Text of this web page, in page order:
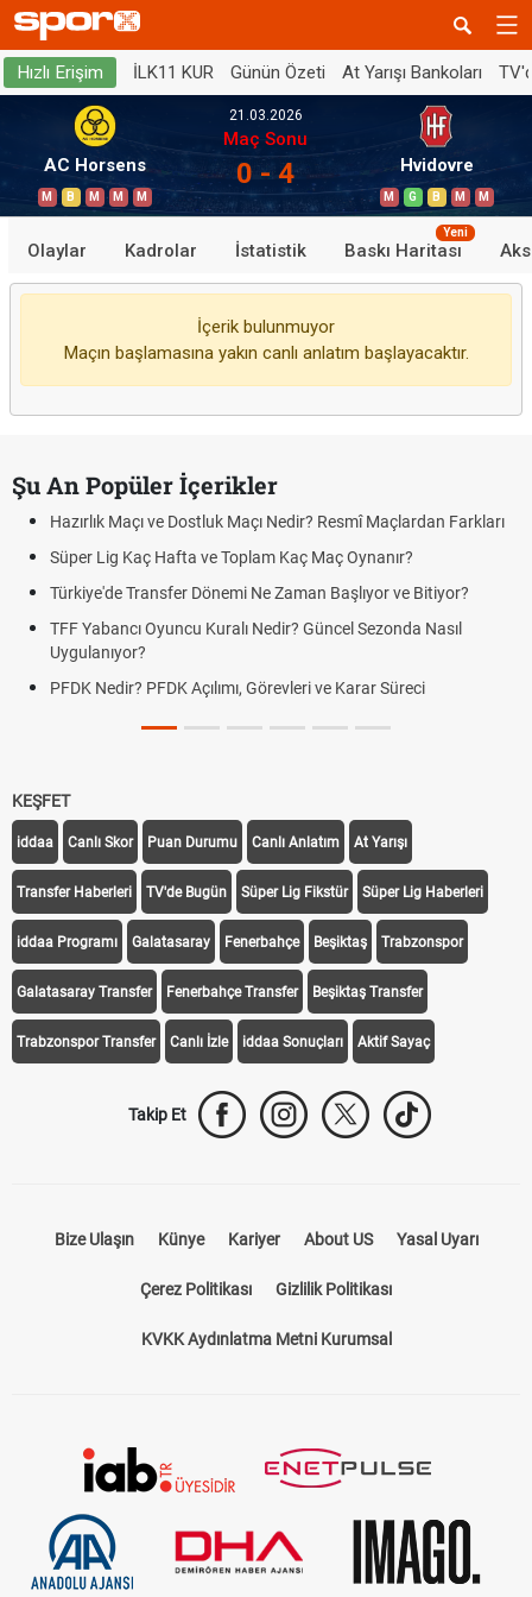
Hızlı Erişim İLK11 KUR Günün Özeti At Yarışı Bankoları
AC Horsens
M B M M M
21.03.2026
Maç Sonu
0 - 4 Hvidovre
M G B M M
Olaylar Kadrolar İstatistik Baskı Haritası
Yeni
İçerik bulunmuyor
Maçın başlamasına yakın canlı anlatım başlayacaktır.
Şu An Popüler İçerikler
Hazırlık Maçı ve Dostluk Maçı Nedir? Resmî Maçlardan Farkları
Süper Lig Kaç Hafta ve Toplam Kaç Maç Oynanır?
Türkiye'de Transfer Dönemi Ne Zaman Başlıyor ve Bitiyor?
TFF Yabancı Oyuncu Kuralı Nedir? Güncel Sezonda Nasıl
Uygulanıyor?
PFDK Nedir? PFDK Açılımı, Görevleri ve Karar Süreci
KEŞFET
iddaa Canlı Skor Puan Durumu Canlı Anlatım At Yarışı
Transfer Haberleri TV'de Bugün Süper Lig Fikstür Süper Lig Haberleri
iddaa Programı Galatasaray Fenerbahçe Beşiktaş Trabzonspor
Galatasaray Transfer Fenerbahçe Transfer Beşiktaş Transfer
Trabzonspor Transfer Canlı İzle iddaa Sonuçları Aktif Sayaç
Takip Et
Bize Ulaşın Künye Kariyer About US Yasal Uyarı
Çerez Politikası Gizlilik Politikası
KVKK Aydınlatma Metni Kurumsal